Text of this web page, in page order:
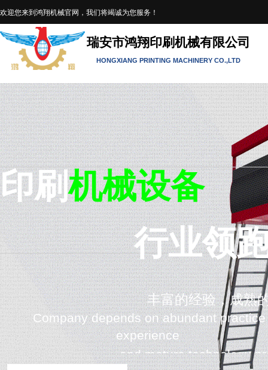
欢迎您来到鸿翔机械官网，我们将竭诚为您服务！
瑞安市鸿翔印刷机械有限公司
HONGXIANG PRINTING MACHINERY CO.,LTD
印刷机械设备
行业领
丰富的经验，成熟
Company depends on abundant practice
experience
and mature technology